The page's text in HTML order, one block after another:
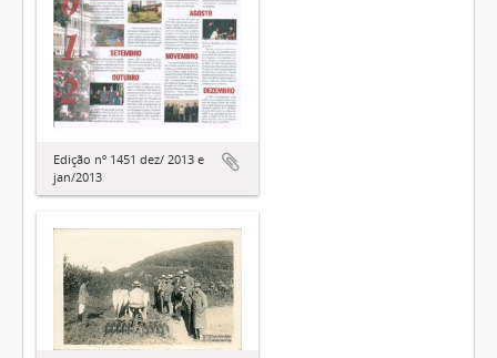
Edição nº 1451 dez/ 2013 e
jan/2013